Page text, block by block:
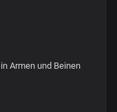
Armen und Beinen